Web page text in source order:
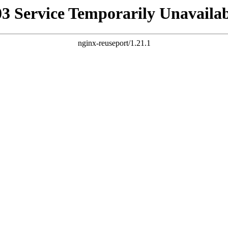
Service Temporarily
nginx-reuseport/1.21.1